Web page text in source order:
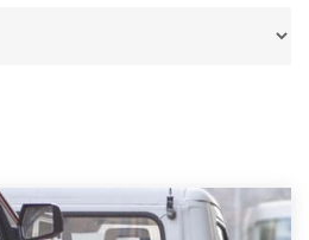
sloperij in een andere plaats of
om direct uw sloopauto te
halen door de Sloopauto